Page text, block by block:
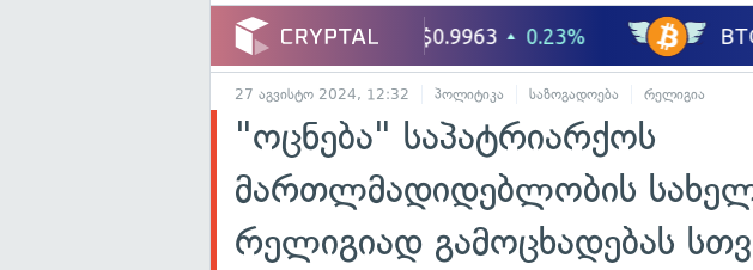
27 აგვისტო 2024, 12:32 პოლიტიკა საზოგადოება რელიგია
"ოცნება" საპატრიარქოს
მართლმადიდებლობის
რელიგიად გამოცხადებას